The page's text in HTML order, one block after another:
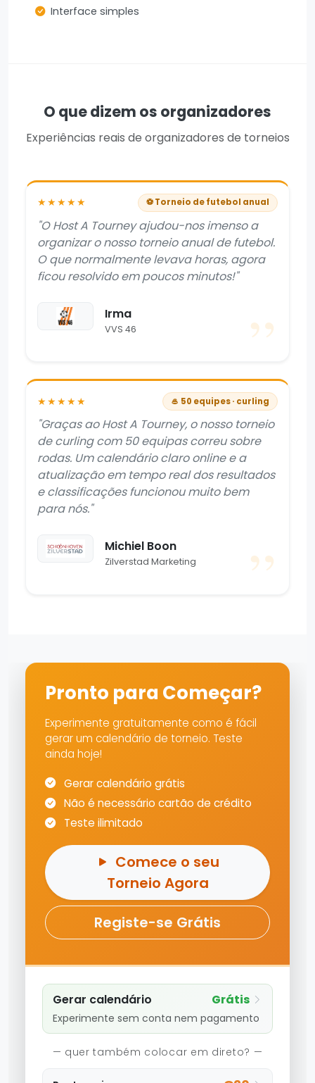
Interface simples
O que dizem os organizadores
Experiências reais de organizadores de torneios
★★★★★ ⚽ Torneio de futebol anual
"O Host A Tourney ajudou-nos imenso a
organizar o nosso torneio anual de futebol.
O que normalmente levava horas, agora
ficou resolvido em poucos minutos!"
Irma
VVS 46
★★★★★ 🥌 50 equipes · curling
"Graças ao Host A Tourney, o nosso torneio
de curling com 50 equipas correu sobre
rodas. Um calendário claro online e a
atualização em tempo real dos resultados
e classificações funcionou muito bem
para nós."
Michiel Boon
Zilverstad Marketing
Pronto para Começar?
Experimente gratuitamente como é fácil
gerar um calendário de torneio. Teste
ainda hoje!
Gerar calendário grátis
Não é necessário cartão de crédito
Teste ilimitado
Comece o seu
Torneio Agora
Registe-se Grátis
Gerar calendário Grátis
Experimente sem conta nem pagamento
— quer também colocar em direto? —